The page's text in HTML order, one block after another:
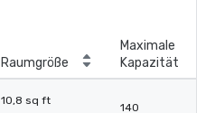
Raumgröße
Maximale
Kapazität
10,8 sq ft
140